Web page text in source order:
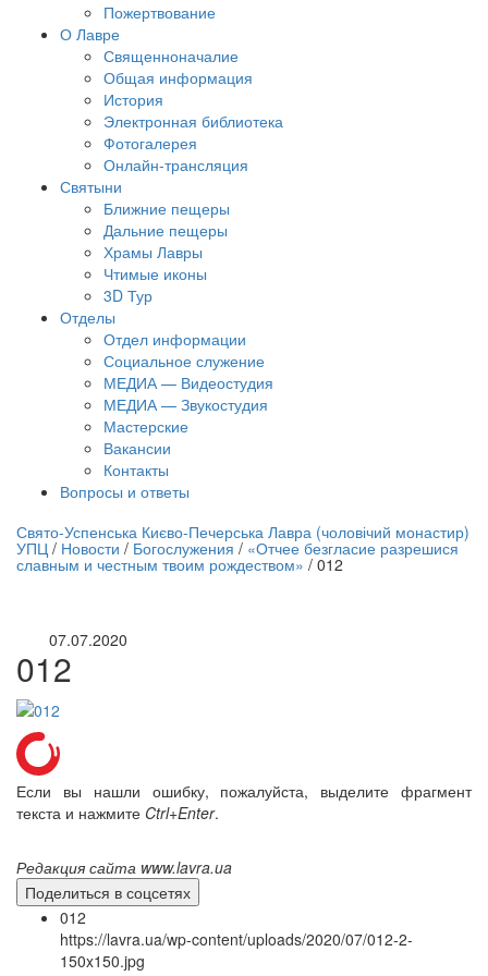
Пожертвование
О Лавре
Священноначалие
Общая информация
История
Электронная библиотека
Фотогалерея
Онлайн-трансляция
Святыни
Ближние пещеры
Дальние пещеры
Храмы Лавры
Чтимые иконы
3D Тур
Отделы
Отдел информации
Социальное служение
МЕДИА — Видеостудия
МЕДИА — Звукостудия
Мастерские
Вакансии
Контакты
Вопросы и ответы
трансляция | 12 сентября
трансляции
Свято-Успенська Києво-Печерська Лавра (чоловічий монастир)
УПЦ / Новости / Богослужения / «Отчее безгласие разрешися
славным и честным твоим рождеством» / 012
07.07.2020
012
Если вы нашли ошибку, пожалуйста, выделите фрагмент
текста и нажмите Ctrl+Enter.
Редакция сайта www.lavra.ua
Поделиться в соцсетях
012
https://lavra.ua/wp-content/uploads/2020/07/012-2-
150x150.jpg